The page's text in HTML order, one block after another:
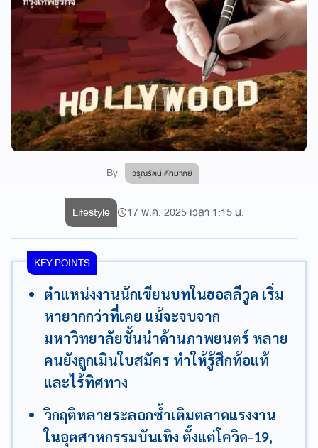
By วรุณรัตน์ คัทมาตย์
Lifestyle 17 พ.ค. 2025 เวลา 1:15 น.
KEY POINTS
ตำแหน่งงานนักเขียนบทในฮอลลีวูด เริ่ม
หายากกว่าที่เคย แม้จะจบจาก
มหาวิทยาลัยชั้นนำด้านภาพยนตร์ หลาย
คนยังถูกเมินใบสมัคร ทำให้รู้สึกท้อแท้
และไร้ทิศทาง
วิกฤติหลายระลอกซ้ำเติมตลาดแรงงาน
ในอุตสาหกรรมบันเทิง ตั้งแต่โควิด-19,